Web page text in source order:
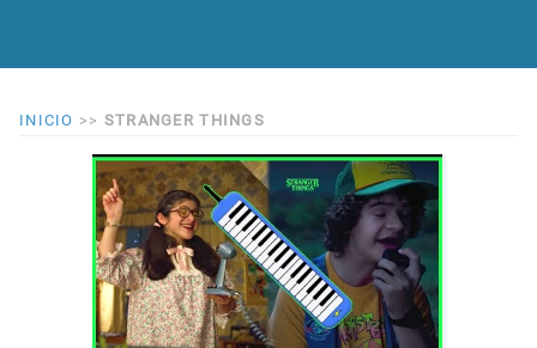
INICIO >> STRANGER THINGS